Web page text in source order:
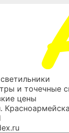
светильники
и точечные
цены